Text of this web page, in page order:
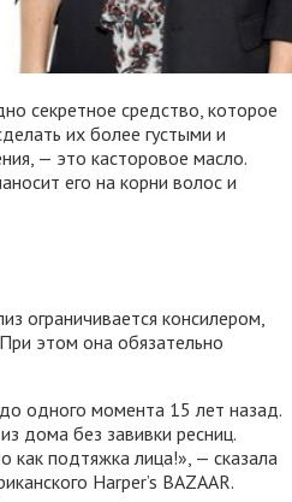
секретное средство, которое
их более густыми и
— это касторовое масло.
его на корни волос и
ограничивается консилером,
этом она обязательно
одного момента 15 лет назад.
дома без завивки ресниц.
как подтяжка лица!», — сказала
Harper’s BAZAAR.